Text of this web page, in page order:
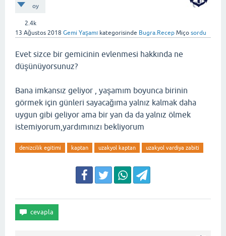
oy
2.4k
13 Ağustos 2018 Gemi Yaşamı kategorisinde Bugra.Recep Miço sordu
Evet sizce bir gemicinin evlenmesi hakkında ne
düşünüyorsunuz?
Bana imkansız geliyor , yaşamım boyunca birinin
görmek için günleri sayacağıma yalnız kalmak daha
uygun gibi geliyor ama bir yan da da yalnız ölmek
istemiyorum,yardımınızı bekliyorum
denizcilik egitimi kaptan uzakyol kaptan uzakyol vardiya zabiti